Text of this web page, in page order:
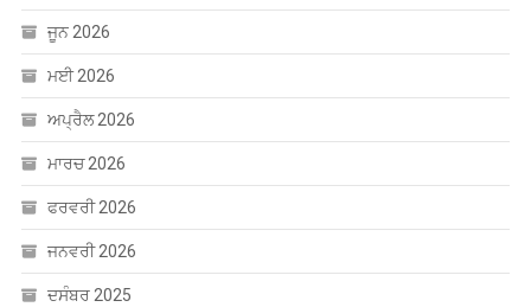
ਜੂਨ 2026
ਮਈ 2026
ਅਪ੍ਰੈਲ 2026
ਮਾਰਚ 2026
ਫਰਵਰੀ 2026
ਜਨਵਰੀ 2026
ਦਸੰਬਰ 2025